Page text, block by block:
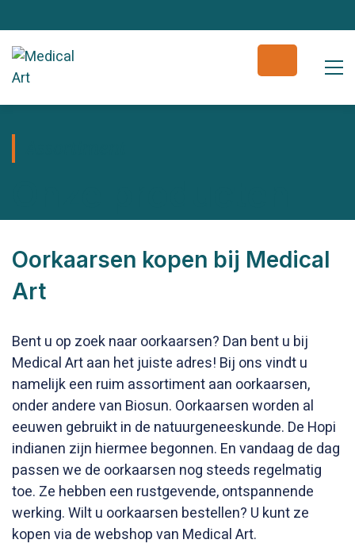
Oorkaarsen kopen bij Medical
Art
Bent u op zoek naar oorkaarsen? Dan bent u bij
Medical Art aan het juiste adres! Bij ons vindt u
namelijk een ruim assortiment aan oorkaarsen,
onder andere van Biosun. Oorkaarsen worden al
eeuwen gebruikt in de natuurgeneeskunde. De Hopi
indianen zijn hiermee begonnen. En vandaag de dag
passen we de oorkaarsen nog steeds regelmatig
toe. Ze hebben een rustgevende, ontspannende
werking. Wilt u oorkaarsen bestellen? U kunt ze
kopen via de webshop van Medical Art.